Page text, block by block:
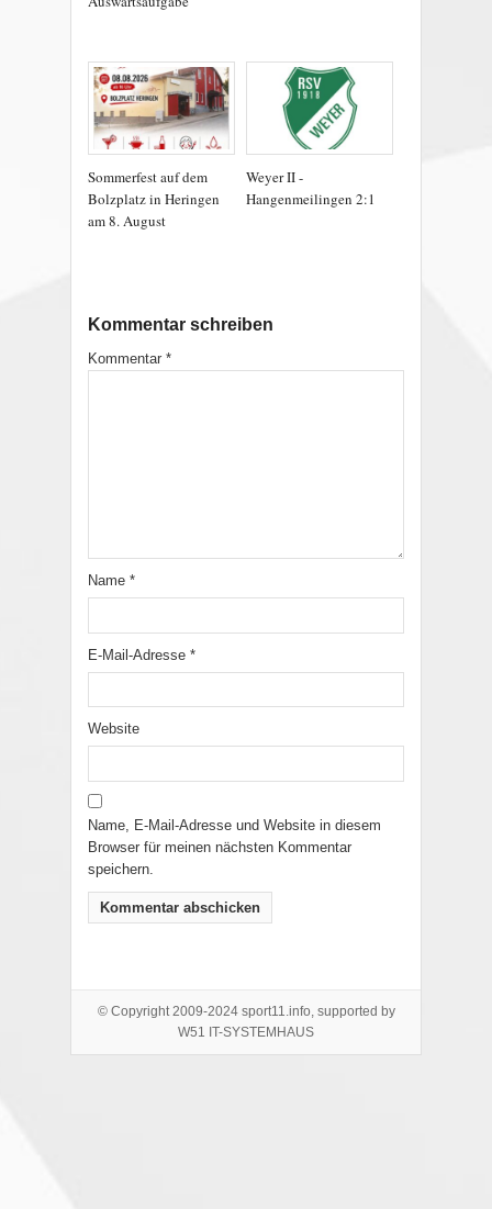
Sommerfest auf dem
Bolzplatz in Heringen
am 8. August
Weyer II -
Hangenmeilingen 2:1
Kommentar schreiben
Kommentar *
Name *
E-Mail-Adresse *
Website
Name, E-Mail-Adresse und Website in diesem
Browser für meinen nächsten Kommentar
speichern.
© Copyright 2009-2024 sport11.info, supported by
W51 IT-SYSTEMHAUS